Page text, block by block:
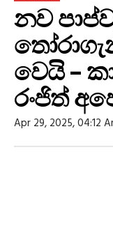
නව
වෙයි –
රංජිත්
Apr 29, 2025, 04:12